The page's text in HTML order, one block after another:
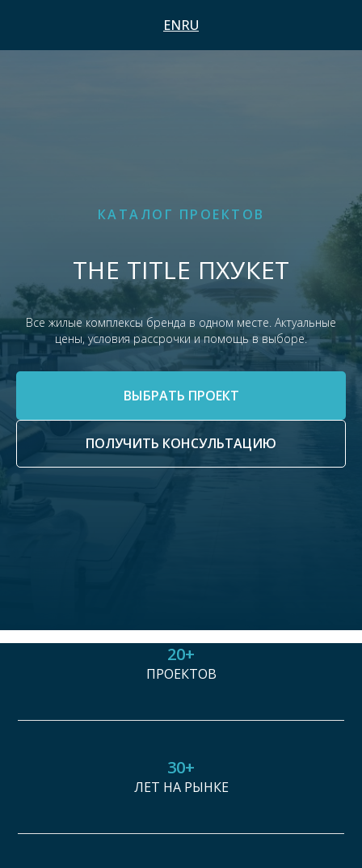
ENRU
КАТАЛОГ ПРОЕКТОВ
THE TITLE ПХУКЕТ
Все жилые комплексы бренда в одном месте. Актуальные
цены, условия рассрочки и помощь в выборе.
ВЫБРАТЬ ПРОЕКТ
ПОЛУЧИТЬ КОНСУЛЬТАЦИЮ
20+
ПРОЕКТОВ
30+
ЛЕТ НА РЫНКЕ